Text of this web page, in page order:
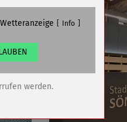
Speicherung von
Wetteranzeige Info
werden.